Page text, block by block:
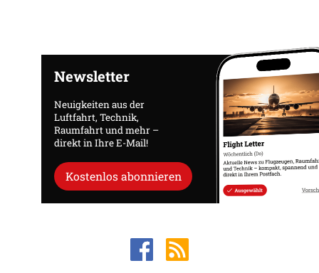
Newsletter
Neuigkeiten aus der
Luftfahrt, Technik,
Raumfahrt und mehr –
direkt in Ihre E-Mail!
Kostenlos abonnieren